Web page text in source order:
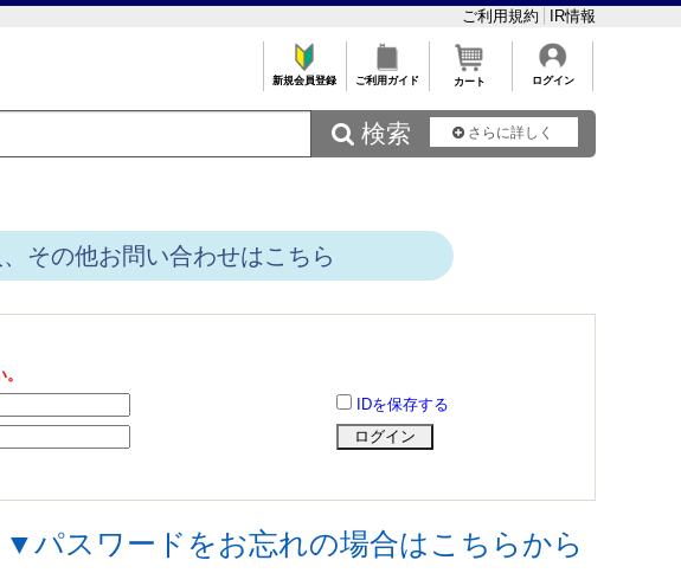
ご利用規約 IR情報
新規会員登録 ご利用ガイド カート ログイン
 検索 さらに詳しく
その他お問い合わせはこちら
IDを保存する
▼パスワードをお忘れの場合はこちらから